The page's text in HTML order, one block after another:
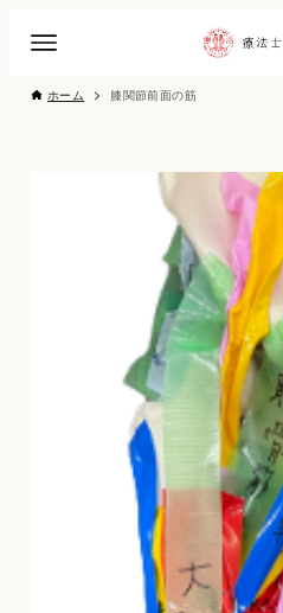
ホーム 膝関節前面の筋